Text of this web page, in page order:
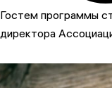
Гостем программы
директора